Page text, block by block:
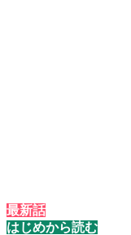
最新話
はじめから読む